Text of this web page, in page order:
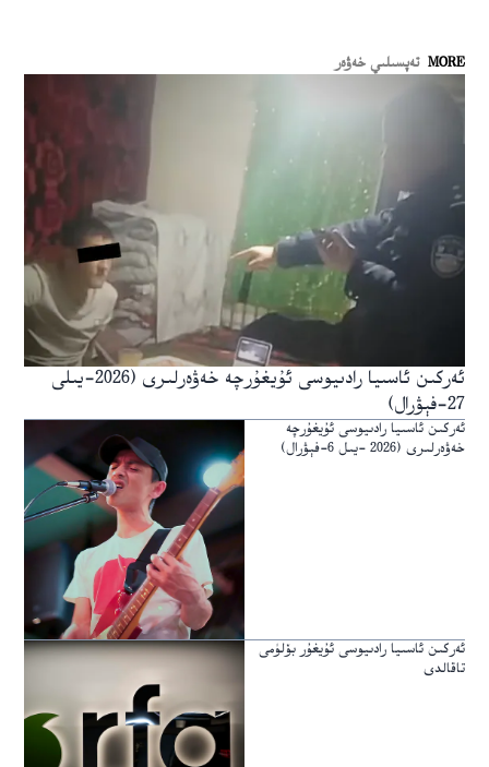
MORE تەپسىلىي خەۋەر
ئەركىن ئاسىيا رادىيوسى ئۇيغۇرچە خەۋەرلىرى (2026-يىلى
27-فېۋرال)
ئەركىن ئاسىيا رادىيوسى ئۇيغۇرچە
خەۋەرلىرى (2026 -يىل 6-فېۋرال)
ئەركىن ئاسىيا رادىيوسى ئۇيغۇر بۆلۈمى
تاقالدى